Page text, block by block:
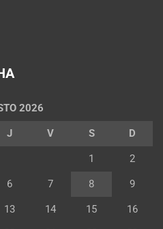
2026
J V S D
1 2
6 7 8 9
13 14 15 16